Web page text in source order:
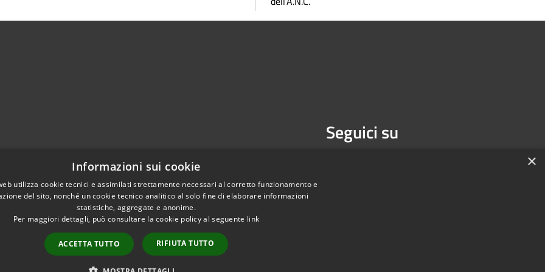
Seguici su
Area Interna
Copyright © 2026 • Comune di Melzo - Città Metropolitana di Milano • Powered by
×
Informazioni sui cookie
utilizza cookie tecnici e assimilati strettamente necessari al corretto funzionamento e
del sito, nonché un cookie tecnico analitico al solo fine di elaborare informazioni
statistiche, aggregate e anonime.
Per maggiori dettagli, può consultare la cookie policy al seguente link
ACCETTA TUTTO RIFIUTA TUTTO